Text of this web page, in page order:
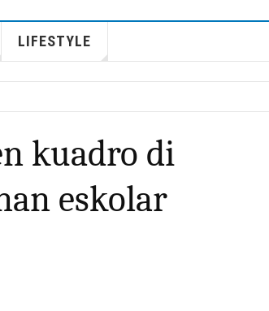
LIFESTYLE
kuadro di
eskolar